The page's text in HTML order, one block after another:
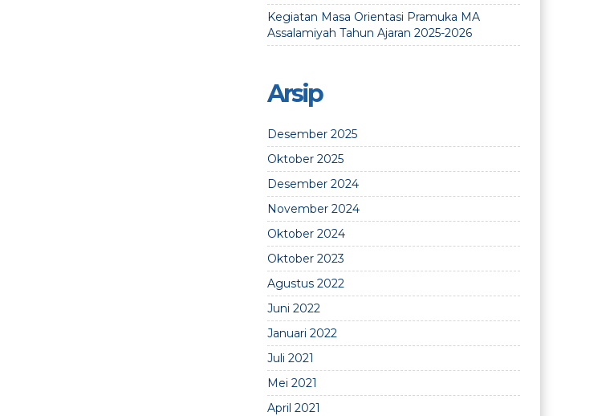
Kegiatan Masa Orientasi Pramuka MA
Assalamiyah Tahun Ajaran 2025-2026
Arsip
Desember 2025
Oktober 2025
Desember 2024
November 2024
Oktober 2024
Oktober 2023
Agustus 2022
Juni 2022
Januari 2022
Juli 2021
Mei 2021
April 2021